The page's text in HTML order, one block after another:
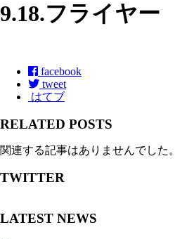
9.18.フライヤー
facebook
tweet
はてブ
RELATED POSTS
関連する記事はありませんでした。
TWITTER
LATEST NEWS